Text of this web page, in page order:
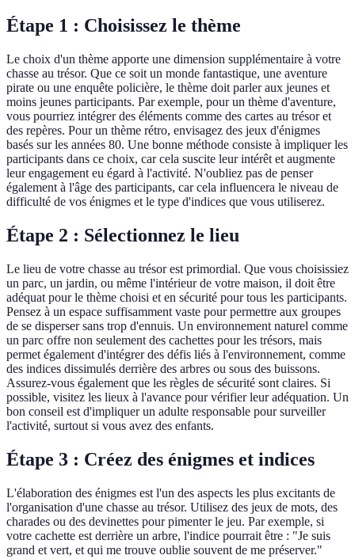
Étape 1 : Choisissez le thème
Le choix d'un thème apporte une dimension supplémentaire à votre
chasse au trésor. Que ce soit un monde fantastique, une aventure
pirate ou une enquête policière, le thème doit parler aux jeunes et
moins jeunes participants. Par exemple, pour un thème d'aventure,
vous pourriez intégrer des éléments comme des cartes au trésor et
des repères. Pour un thème rétro, envisagez des jeux d'énigmes
basés sur les années 80. Une bonne méthode consiste à impliquer les
participants dans ce choix, car cela suscite leur intérêt et augmente
leur engagement eu égard à l'activité. N'oubliez pas de penser
également à l'âge des participants, car cela influencera le niveau de
difficulté de vos énigmes et le type d'indices que vous utiliserez.
Étape 2 : Sélectionnez le lieu
Le lieu de votre chasse au trésor est primordial. Que vous choisissiez
un parc, un jardin, ou même l'intérieur de votre maison, il doit être
adéquat pour le thème choisi et en sécurité pour tous les participants.
Pensez à un espace suffisamment vaste pour permettre aux groupes
de se disperser sans trop d'ennuis. Un environnement naturel comme
un parc offre non seulement des cachettes pour les trésors, mais
permet également d'intégrer des défis liés à l'environnement, comme
des indices dissimulés derrière des arbres ou sous des buissons.
Assurez-vous également que les règles de sécurité sont claires. Si
possible, visitez les lieux à l'avance pour vérifier leur adéquation. Un
bon conseil est d'impliquer un adulte responsable pour surveiller
l'activité, surtout si vous avez des enfants.
Étape 3 : Créez des énigmes et indices
L'élaboration des énigmes est l'un des aspects les plus excitants de
l'organisation d'une chasse au trésor. Utilisez des jeux de mots, des
charades ou des devinettes pour pimenter le jeu. Par exemple, si
votre cachette est derrière un arbre, l'indice pourrait être : "Je suis
grand et vert, et qui me trouve oublie souvent de me préserver."